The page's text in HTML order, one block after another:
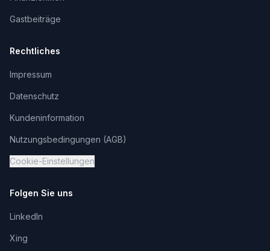
Gastbeiträge
Rechtliches
Impressum
Datenschutz
Kundeninformation
Nutzungsbedingungen (AGB)
Cookie-Einstellungen
Folgen Sie uns
LinkedIn
Xing